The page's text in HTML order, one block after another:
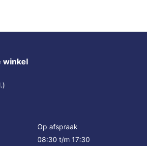
winkel
Op afspraak
08:30 t/m 17:30